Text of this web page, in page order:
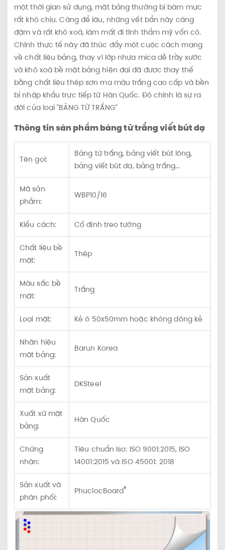
một thời gian sử dụng, mặt bảng thường bị bám mực
rất khó chịu. Càng để lâu, những vết bẩn này càng
đậm và rất khó xoá, làm mất đi tính thẩm mỹ vốn có.
Chính thực tế này đã thúc đẩy một cuộc cách mạng
về chất liệu bảng, thay vì lớp nhựa mica dễ trầy xước
và khó xoá bề mặt bảng hiện đại đã được thay thế
bằng chất liệu thép sơn mạ màu trắng cao cấp và bền
bỉ nhập khẩu trực tiếp từ Hàn Quốc. Đó chính là sự ra
đời của loại "BẢNG TỪ TRẮNG"
Thông tin sản phẩm bảng từ trắng viết bút dạ
Tên gọi:
Bảng từ trắng, bảng viết bút lông,
bảng viết bút dạ, bảng trắng...
Mã sản
phẩm:
WBP10/16
Kiểu cách: Cố định treo tường
Chất liệu bề
mặt:
Thép
Màu sắc bề
mặt:
Trắng
Loại mặt: Kẻ ô 50x50mm hoặc không dòng kẻ
Nhãn hiệu
mặt bảng:
Barun Korea
Sản xuất
mặt bảng:
DKSteel
Xuất xứ mặt
bảng:
Hàn Quốc
Chứng
nhận:
Tiêu chuẩn Iso: ISO 9001:2015, ISO
14001:2015 và ISO 45001: 2018
Sản xuất và
phân phối:
PhuclocBoard®